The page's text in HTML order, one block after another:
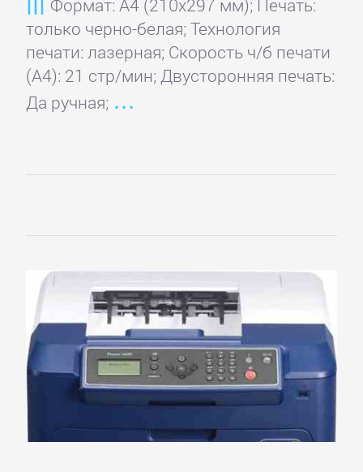
Формат: A4 (210x297 мм); Печать:
только черно-белая; Технология
печати: лазерная; Скорость ч/б печати
(А4): 21 стр/мин; Двусторонняя печать:
Да ручная;